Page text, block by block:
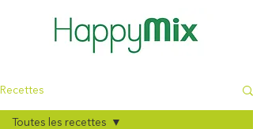
Recettes
Toutes les recettes